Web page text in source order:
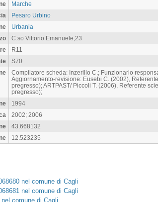
Marche
Pesaro Urbino
Urbania
C.so Vittorio Emanuele,23
R11
S70
Compilatore scheda: Inzerillo C.; Funzionario
Aggiornamento-revisione: Eusebi C. (2002),
pregresso); ARTPAST/ Piccoli T. (2006), Referente
pregresso);
1994
2002; 2006
43.668132
12.523235
nel comune di Cagli
nel comune di Cagli
comune di Cagli